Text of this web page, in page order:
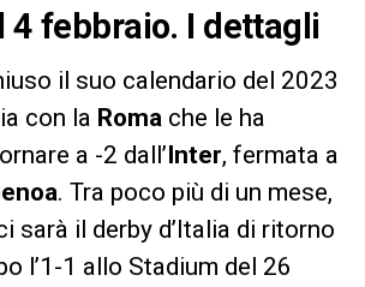
4 febbraio. I dettagli
il suo calendario del 2023
con la Roma che le ha
a -2 dall’Inter, fermata a
. Tra poco più di un mese,
sarà il derby d’Italia di ritorno
l’1-1 allo Stadium del 26